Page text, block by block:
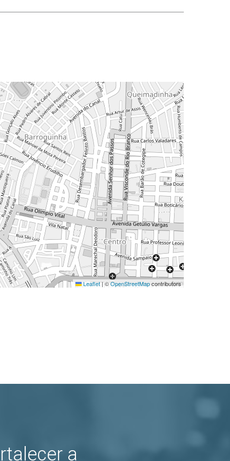
Leaflet|©OpenStreetMapcontributors
a